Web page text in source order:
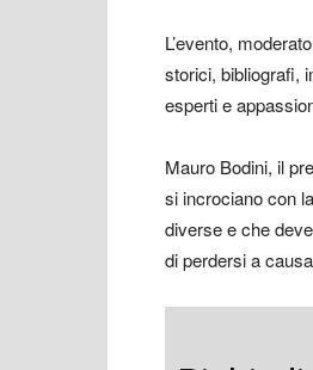
L’evento,
storici, bibliografi,
esperti e
Mauro Bodini, il
si incrociano con
diverse e che
di perdersi a